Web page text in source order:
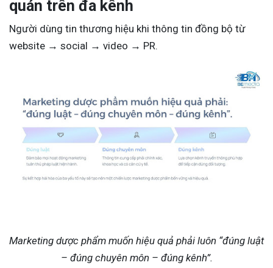
quán trên đa kênh
Người dùng tin thương hiệu khi thông tin đồng bộ từ
website → social → video → PR.
Marketing dược phẩm muốn hiệu quả phải luôn “đúng luật
– đúng chuyên môn – đúng kênh”.